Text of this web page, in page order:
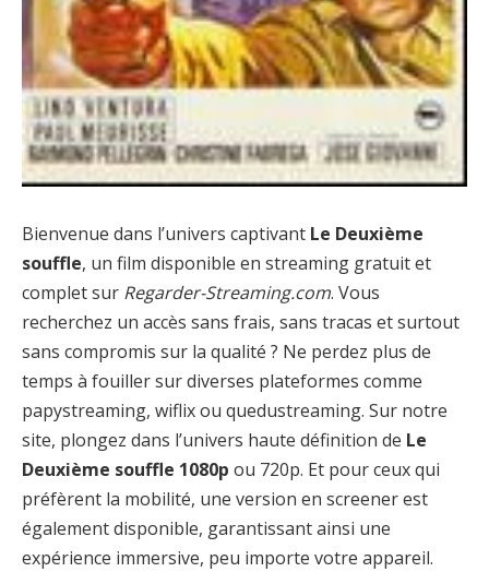
Bienvenue dans l’univers captivant Le Deuxième
souffle, un film disponible en streaming gratuit et
complet sur Regarder-Streaming.com. Vous
recherchez un accès sans frais, sans tracas et surtout
sans compromis sur la qualité ? Ne perdez plus de
temps à fouiller sur diverses plateformes comme
papystreaming, wiflix ou quedustreaming. Sur notre
site, plongez dans l’univers haute définition de Le
Deuxième souffle 1080p ou 720p. Et pour ceux qui
préfèrent la mobilité, une version en screener est
également disponible, garantissant ainsi une
expérience immersive, peu importe votre appareil.